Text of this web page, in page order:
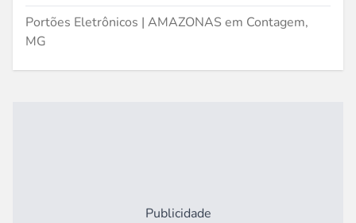
Portões Eletrônicos | AMAZONAS em Contagem,
MG
Publicidade